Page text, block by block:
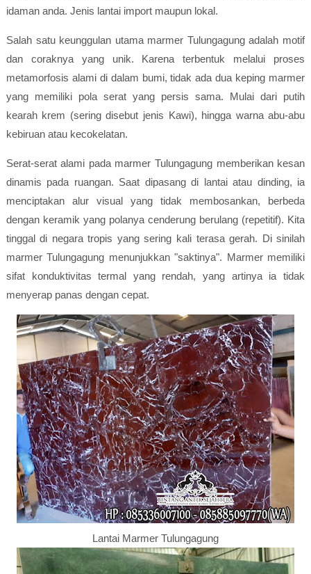
idaman anda. Jenis lantai import maupun lokal.
Salah satu keunggulan utama marmer Tulungagung adalah motif
dan coraknya yang unik. Karena terbentuk melalui proses
metamorfosis alami di dalam bumi, tidak ada dua keping marmer
yang memiliki pola serat yang persis sama. Mulai dari putih
kearah krem (sering disebut jenis Kawi), hingga warna abu-abu
kebiruan atau kecokelatan.
Serat-serat alami pada marmer Tulungagung memberikan kesan
dinamis pada ruangan. Saat dipasang di lantai atau dinding, ia
menciptakan alur visual yang tidak membosankan, berbeda
dengan keramik yang polanya cenderung berulang (repetitif). Kita
tinggal di negara tropis yang sering kali terasa gerah. Di sinilah
marmer Tulungagung menunjukkan "saktinya". Marmer memiliki
sifat konduktivitas termal yang rendah, yang artinya ia tidak
menyerap panas dengan cepat.
Lantai Marmer Tulungagung